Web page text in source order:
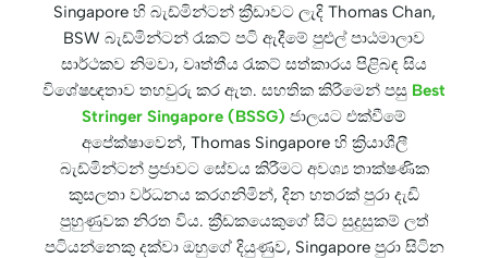
Singapore හි බැඩ්මින්ටන් ක්‍රීඩාවට ලැදි Thomas Chan,
BSW බැඩ්මින්ටන් රැකට් පටි ඇදීමේ පුළුල් පාඨමාලාව
සාර්ථකව නිමවා, වෘත්තීය රැකට් සත්කාරය පිළිබඳ සිය
විශේෂඥතාව තහවුරු කර ඇත. සහතික කිරීමෙන් පසු Best
Stringer Singapore (BSSG) ජාලයට එක්වීමේ
අපේක්ෂාවෙන්, Thomas Singapore හි ක්‍රියාශීලී
බැඩ්මින්ටන් ප්‍රජාවට සේවය කිරීමට අවශ්‍ය තාක්ෂණික
කුසලතා වර්ධනය කරගනිමින්, දින හතරක් පුරා දැඩි
පුහුණුවක නිරත විය. ක්‍රීඩකයෙකුගේ සිට සුදුසුකම් ලත්
පටියන්නෙකු දක්වා ඔහුගේ දියුණුව, Singapore පුරා සිටින